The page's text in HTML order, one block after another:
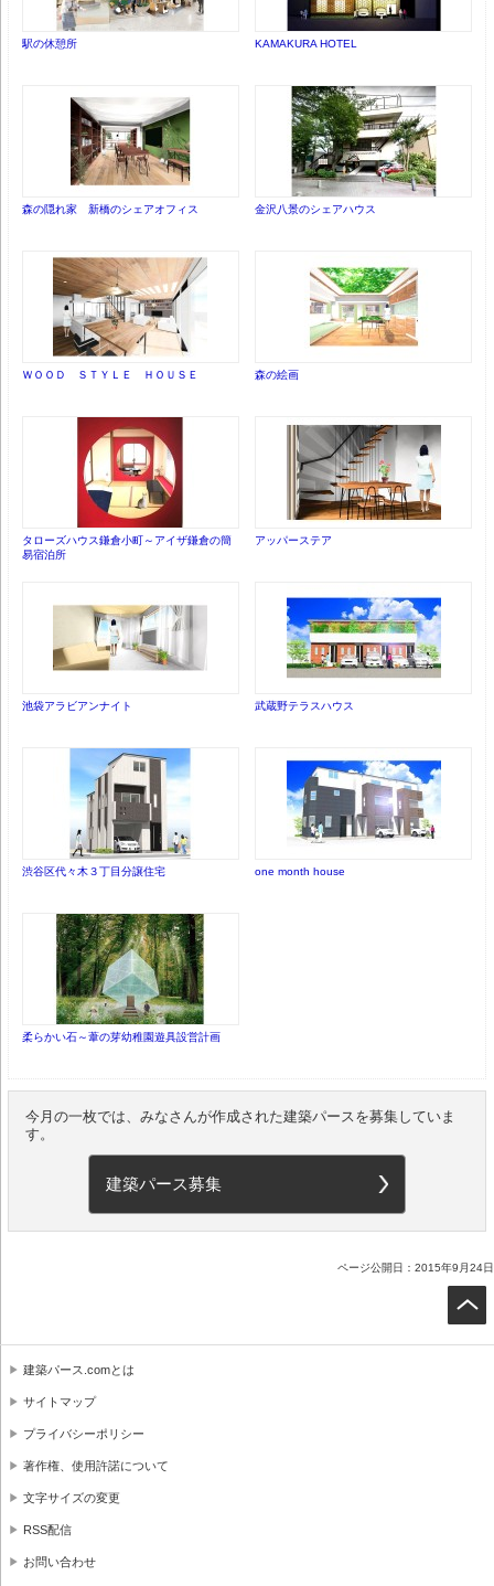
駅の休憩所 KAMAKURA HOTEL
森の隠れ家 新橋のシェアオフィス 金沢八景のシェアハウス
ＷＯＯＤ ＳＴＹＬＥ ＨＯＵＳＥ 森の絵画
タローズハウス鎌倉小町～アイザ鎌倉の簡
易宿泊所
アッパーステア
池袋アラビアンナイト 武蔵野テラスハウス
渋谷区代々木３丁目分譲住宅 one month house
柔らかい石～葦の芽幼稚園遊具設営計画
今月の一枚では、みなさんが作成された建築パースを募集していま
す。
建築パース募集
ページ公開日：2015年9月24日
建築パース.comとは
サイトマップ
プライバシーポリシー
著作権、使用許諾について
文字サイズの変更
RSS配信
お問い合わせ